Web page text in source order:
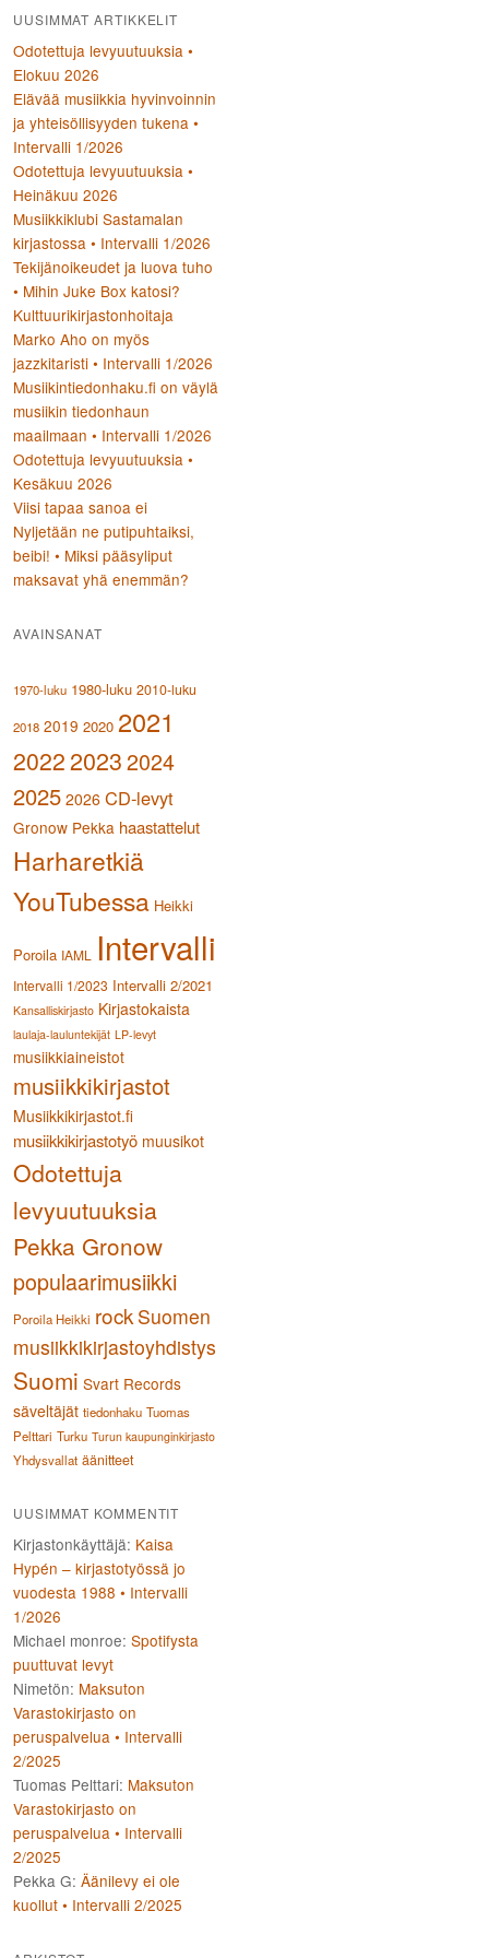
UUSIMMAT ARTIKKELIT
Odotettuja levyuutuuksia •
Elokuu 2026
Elävää musiikkia hyvinvoinnin
ja yhteisöllisyyden tukena •
Intervalli 1/2026
Odotettuja levyuutuuksia •
Heinäkuu 2026
Musiikkiklubi Sastamalan
kirjastossa • Intervalli 1/2026
Tekijänoikeudet ja luova tuho
• Mihin Juke Box katosi?
Kulttuurikirjastonhoitaja
Marko Aho on myös
jazzkitaristi • Intervalli 1/2026
Musiikintiedonhaku.fi on väylä
musiikin tiedonhaun
maailmaan • Intervalli 1/2026
Odotettuja levyuutuuksia •
Kesäkuu 2026
Viisi tapaa sanoa ei
Nyljetään ne putipuhtaiksi,
beibi! • Miksi pääsyliput
maksavat yhä enemmän?
AVAINSANAT
1970-luku 1980-luku 2010-luku
2018 2019 2020 2021
2022 20232024
2025 2026 CD-levyt
Gronow Pekka haastattelut
Harharetkiä
YouTubessa Heikki
Poroila IAML Intervalli
Intervalli 1/2023 Intervalli 2/2021
Kansalliskirjasto Kirjastokaista
laulaja-lauluntekijät LP-levyt
musiikkiaineistot
musiikkikirjastot
Musiikkikirjastot.fi
musiikkikirjastotyö muusikot
Odotettuja
levyuutuuksia
Pekka Gronow
populaarimusiikki
Poroila Heikki rock Suomen
musiikkikirjastoyhdistys
Suomi Svart Records
säveltäjät tiedonhaku Tuomas
Pelttari Turku Turun kaupunginkirjasto
Yhdysvallat äänitteet
UUSIMMAT KOMMENTIT
Kirjastonkäyttäjä: Kaisa
Hypén – kirjastotyössä jo
vuodesta 1988 • Intervalli
1/2026
Michael monroe: Spotifysta
puuttuvat levyt
Nimetön: Maksuton
Varastokirjasto on
peruspalvelua • Intervalli
2/2025
Tuomas Pelttari: Maksuton
Varastokirjasto on
peruspalvelua • Intervalli
2/2025
Pekka G: Äänilevy ei ole
kuollut • Intervalli 2/2025